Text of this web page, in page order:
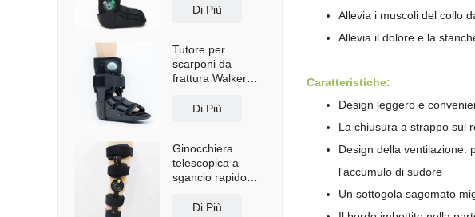
Allevia i muscoli del collo
Allevia il dolore e la
Caratteristiche:
Design leggero e
La chiusura a strappo sul
Design della ventilazione:
l'accumulo di sudore
Un sottogola sagomato
Di Più
Tutore per
scarponi da
frattura Walker
Di Più
Ginocchiera
telescopica a
sgancio rapido
Di Più